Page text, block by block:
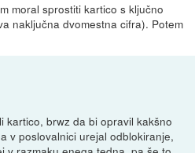
moral sprostiti kartico s ključno
naključna dvomestna cifra). Potem
kartico, brwz da bi opravil kakšno
v poslovalnici urejal odblokiranje,